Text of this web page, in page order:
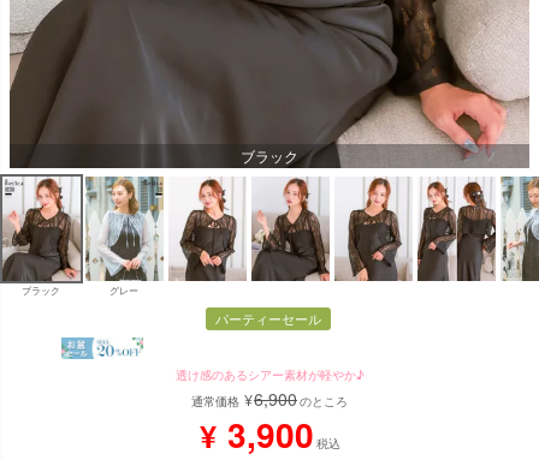
ブラック
ブラック グレー
パーティーセール
透け感のあるシアー素材が軽やか♪
通常価格 ¥6,900のところ
¥ 3,900 税込